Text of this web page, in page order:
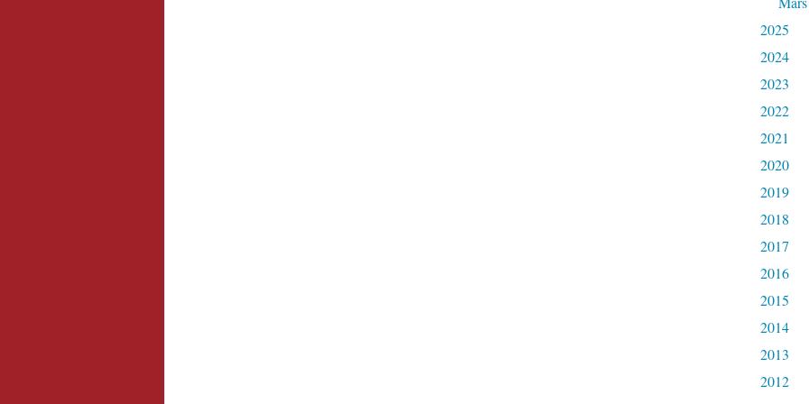
2025
2024
2023
2022
2021
2020
2019
2018
2017
2016
2015
2014
2013
2012